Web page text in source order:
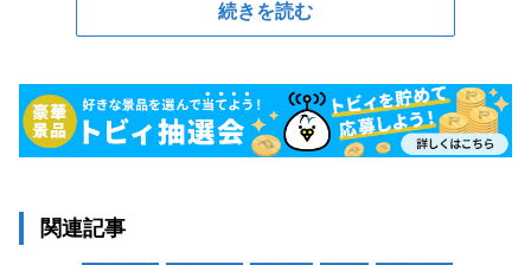
続きを読む
関連記事